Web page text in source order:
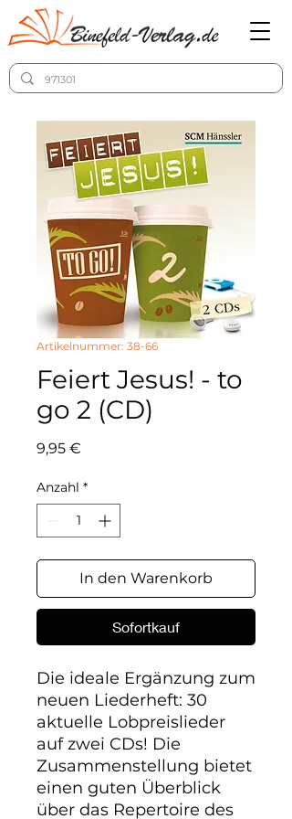
Artikelnummer: 38-66
Feiert Jesus! - to
go 2 (CD)
9,95 €
Anzahl *
In den Warenkorb
Sofortkauf
Die ideale Ergänzung zum
neuen Liederheft: 30
aktuelle Lobpreislieder
auf zwei CDs! Die
Zusammenstellung bietet
einen guten Überblick
über das Repertoire des